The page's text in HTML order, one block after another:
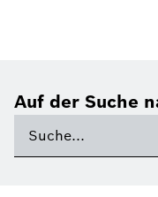
Auf der Suche